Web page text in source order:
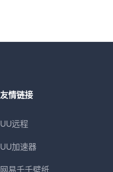
友情链接
UU远程
UU加速器
网易千千壁纸